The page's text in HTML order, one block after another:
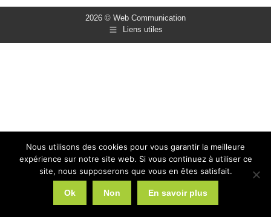
2026 © Web Communication
Liens utiles
Nous utilisons des cookies pour vous garantir la meilleure
expérience sur notre site web. Si vous continuez à utiliser ce
site, nous supposerons que vous en êtes satisfait.
Ok Non En savoir plus